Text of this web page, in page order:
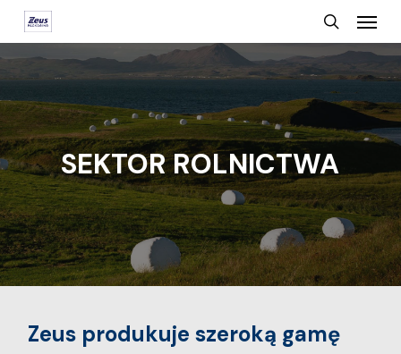
Skip
to
main
content
search
Menu
SEKTOR ROLNICTWA
Zeus produkuje szeroką gamę